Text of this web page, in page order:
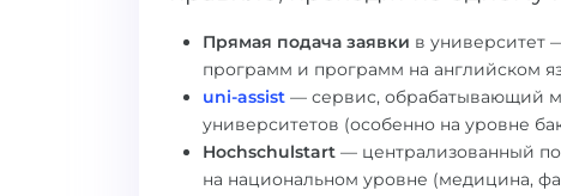
Прямая подача заявки в университет
программ и программ на английском
uni-assist — сервис, обрабатывающий
университетов (особенно на уровне
Hochschulstart — централизованный
на национальном уровне (медицина,